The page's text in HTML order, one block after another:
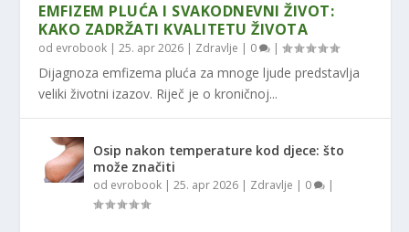
EMFIZEM PLUĆA I SVAKODNEVNI ŽIVOT:
KAKO ZADRŽATI KVALITETU ŽIVOTA
od evrobook |25. apr 2026 | Zdravlje | 0 |
Dijagnoza emfizema pluća za mnoge ljude predstavlja
veliki životni izazov. Riječ je o kroničnoj...
Osip nakon temperature kod djece: što
može značiti
od evrobook |25. apr 2026 | Zdravlje | 0 |